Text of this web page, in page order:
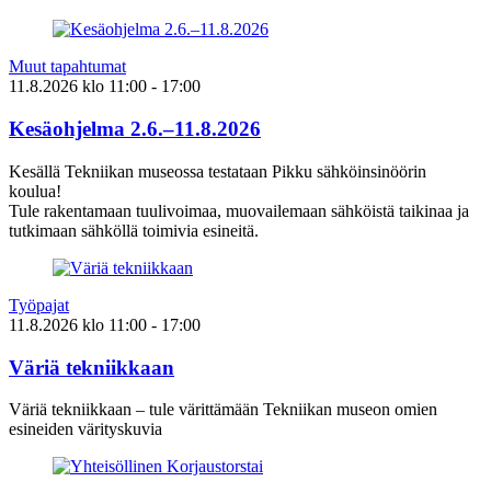
Muut tapahtumat
11.8.2026 klo 11:00 - 17:00
Kesäohjelma 2.6.–11.8.2026
Kesällä Tekniikan museossa testataan Pikku sähköinsinöörin
koulua!
Tule rakentamaan tuulivoimaa, muovailemaan sähköistä taikinaa ja
tutkimaan sähköllä toimivia esineitä.
Työpajat
11.8.2026 klo 11:00 - 17:00
Väriä tekniikkaan
Väriä tekniikkaan – tule värittämään Tekniikan museon omien
esineiden värityskuvia